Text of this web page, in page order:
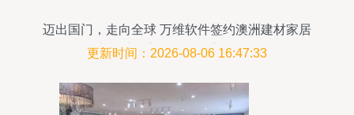
迈出国门，走向全球 万维软件签约澳洲建材家居
商，助力家具零售数字化转型
更新时间：2026-08-06 16:47:33